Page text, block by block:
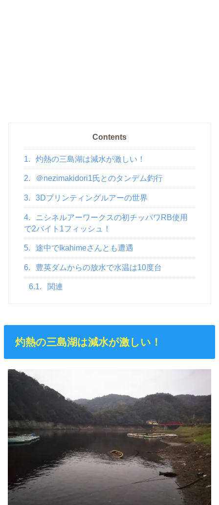
Contents
1. 灼熱の三島湖は減水が激しい！
2. ＠nezimakidori1氏とのタンデム釣行
3. 3Dプリンティングルアーの世界
4.
ニシネルアーワークスの初チッパワRB使用
で2バイト1フィッシュ！
5. 途中でIkahimeさんとも遭遇
6. 豊英ダムからの放水で水温は10度台
6.1. 関連
灼熱の三島湖は減水が激しい！